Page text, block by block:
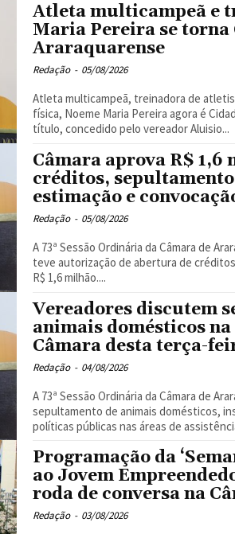
Atleta multicampeã e
Maria Pereira se torna
Araraquarense
Redação - 05/08/2026
Atleta multicampeã, treinadora de
física, Noeme Maria Pereira agora é
título, concedido pelo vereador Aluisio...
Câmara aprova R$ 1,6
créditos,
estimação e
Redação - 05/08/2026
A 73ª Sessão Ordinária da Câmara de
teve autorização de abertura de
R$ 1,6 milhão....
Vereadores discutem
animais domésticos na
Câmara desta terça-
Redação - 04/08/2026
A 73ª Sessão Ordinária da Câmara de
sepultamento de animais domésticos,
políticas públicas nas áreas de
Programação da
ao Jovem
roda de conversa na
Redação - 03/08/2026